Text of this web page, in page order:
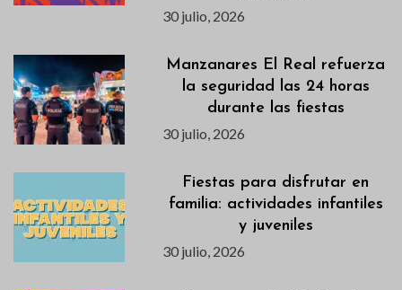
30 julio, 2026
Manzanares El Real refuerza
la seguridad las 24 horas
durante las fiestas
30 julio, 2026
Fiestas para disfrutar en
familia: actividades infantiles
y juveniles
30 julio, 2026